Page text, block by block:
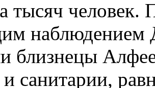
тысяч человек.
наблюдением
близнецы
санитарии,